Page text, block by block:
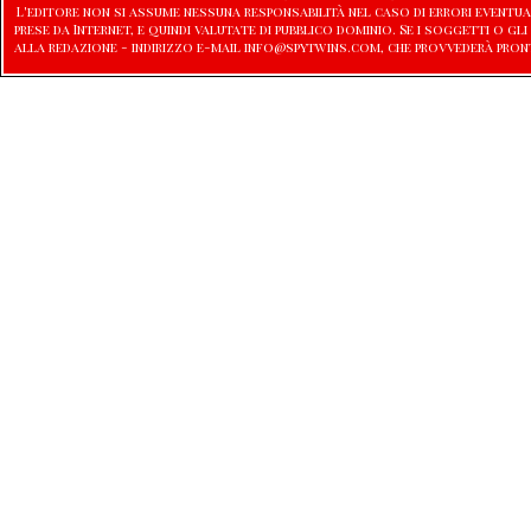
L'editore non si assume nessuna responsabilità nel caso di errori
prese da Internet, e quindi valutate di pubblico dominio. Se i soggetti
alla redazione - indirizzo e-mail info@spytwins.com, che provvederà